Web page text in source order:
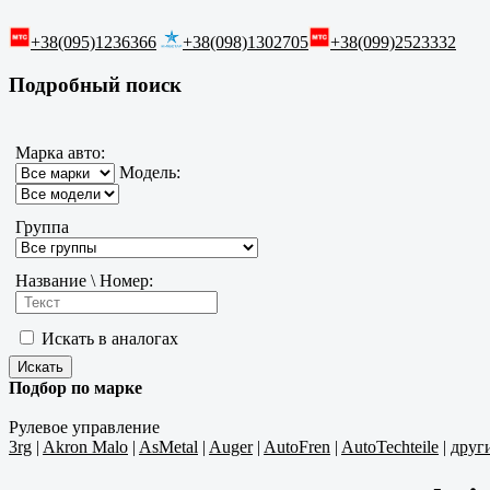
+38(095)1236366 +38(098)1302705 +38(099)2523332
Подробный поиск
Марка авто:
Модель:
Группа
Название \ Номер:
Искать в аналогах
Подбор по марке
Рулевое управление
3rg | Akron Malo | AsMetal | Auger| AutoFren | AutoTechteile |